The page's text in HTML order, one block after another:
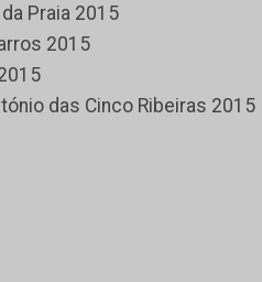
Praia 2015
2015
das Cinco Ribeiras 2015